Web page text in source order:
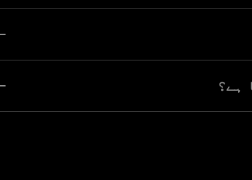
اجازت دیتا ہے۔
کی اجازت دیتی ہیں۔